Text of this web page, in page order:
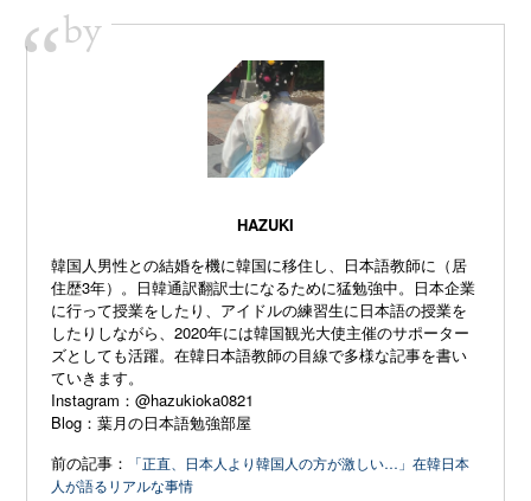
“by
HAZUKI
韓国人男性との結婚を機に韓国に移住し、日本語教師に（居
住歴3年）。日韓通訳翻訳士になるために猛勉強中。日本企業
に行って授業をしたり、アイドルの練習生に日本語の授業を
したりしながら、2020年には韓国観光大使主催のサポーター
ズとしても活躍。在韓日本語教師の目線で多様な記事を書い
ていきます。
Instagram：@hazukioka0821
Blog：葉月の日本語勉強部屋
前の記事：
「正直、日本人より韓国人の方が激しい…」在韓日本
人が語るリアルな事情